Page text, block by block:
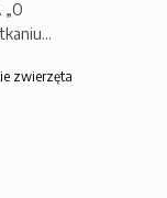
zwierzęta